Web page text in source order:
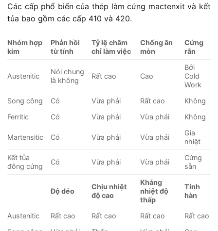
Các cấp phổ biến của thép làm cứng mactenxit và kết
tủa bao gồm các cấp 410 và 420.
Nhóm hợp
kim
Phản hồi
từ tính
Tỷ lệ chăm
chỉ làm việc
Chống ăn
mòn
Cứng
rắn
Austenitic
Nói chung
là không
Rất cao Cao
Bởi
Cold
Work
Song công
Có Vừa phải Rất cao
Không
Ferritic
Có Vừa phải Vừa phải Không
Martensitic Có Vừa phải Vừa phải
Gia
nhiệt
Kết tủa
đông cứng
Có Vừa phải Vừa phải
Cứng
sẵn
Độ dẻo
Chịu nhiệt
độ cao
Kháng
nhiệt độ
thấp
Tính
hàn
Austenitic Rất cao Rất cao Rất cao
Rất cao